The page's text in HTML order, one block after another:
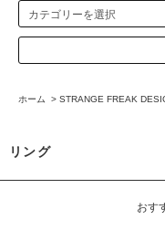
ホーム > STRANGE FREAK
リング
おす